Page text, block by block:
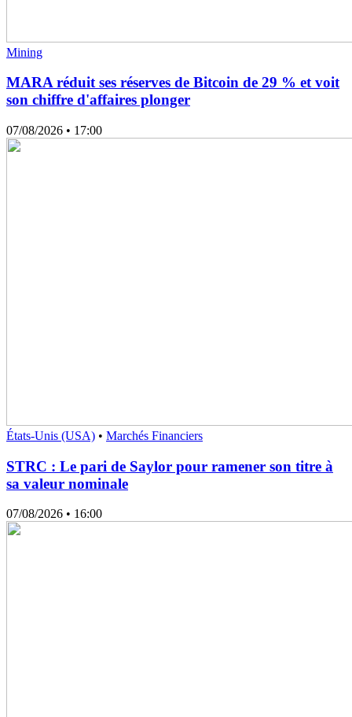
Mining
MARA réduit ses réserves de Bitcoin de 29 % et voit
son chiffre d'affaires plonger
07/08/2026 • 17:00
États-Unis (USA) • Marchés Financiers
STRC : Le pari de Saylor pour ramener son titre à
sa valeur nominale
07/08/2026 • 16:00